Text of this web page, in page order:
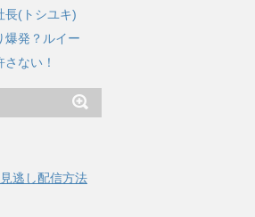
長(トシユキ)
爆発？ルイー
さない！
逃し配信方法